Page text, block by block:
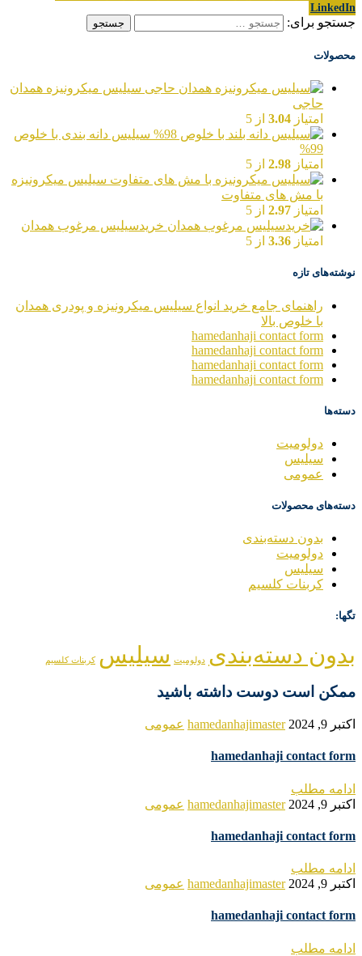
LinkedIn
جستجو برای:
محصولات
سیلیس میکرونیزه همدان
حاجی
امتیاز 3.04 از 5
سیلیس دانه بندی با خلوص
99%
امتیاز 2.98 از 5
سیلیس میکرونیزه
با مش های متفاوت
امتیاز 2.97 از 5
خریدسیلیس مرغوب همدان
امتیاز 3.36 از 5
نوشته‌های تازه
راهنمای جامع خرید انواع سیلیس میکرونیزه و پودری همدان
با خلوص بالا
hamedanhaji contact form
hamedanhaji contact form
hamedanhaji contact form
hamedanhaji contact form
دسته‌ها
دولومیت
سیلیس
عمومی
دسته‌های محصولات
بدون دسته‌بندی
دولومیت
سیلیس
کربنات کلسیم
تگها:
بدون دسته‌بندی دولومیت سیلیس کربنات کلسیم
ممکن است دوست داشته باشید
اکتبر 9, 2024 hamedanhajimaster عمومی
hamedanhaji contact form
ادامه مطلب
اکتبر 9, 2024
hamedanhajimaster عمومی
hamedanhaji contact form
ادامه مطلب
اکتبر 9, 2024
hamedanhajimaster عمومی
hamedanhaji contact form
ادامه مطلب